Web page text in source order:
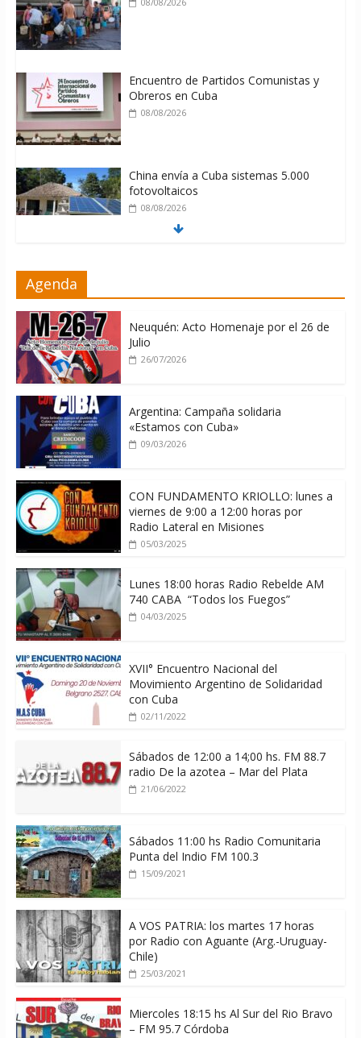
Encuentro de Partidos Comunistas y
Obreros en Cuba
08/08/2026
China envía a Cuba sistemas 5.000
fotovoltaicos
08/08/2026
Cuba
Agenda
Neuquén: Acto Homenaje por el 26 de
Julio
26/07/2026
Argentina: Campaña solidaria
«Estamos con Cuba»
09/03/2026
CON FUNDAMENTO KRIOLLO: lunes a
viernes de 9:00 a 12:00 horas por
Radio Lateral en Misiones
05/03/2025
Lunes 18:00 horas Radio Rebelde AM
740 CABA “Todos los Fuegos”
04/03/2025
XVII° Encuentro Nacional del
Movimiento Argentino de Solidaridad
con Cuba
02/11/2022
Sábados de 12:00 a 14;00 hs. FM 88.7
radio De la azotea – Mar del Plata
21/06/2022
Sábados 11:00 hs Radio Comunitaria
Punta del Indio FM 100.3
15/09/2021
A VOS PATRIA: los martes 17 horas
por Radio con Aguante (Arg.-Uruguay-
Chile)
25/03/2021
Miercoles 18:15 hs Al Sur del Rio Bravo
– FM 95.7 Córdoba